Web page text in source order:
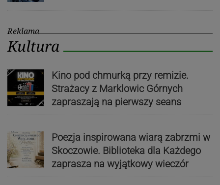
Reklama
Kultura
Kino pod chmurką przy remizie.
Strażacy z Marklowic Górnych
zapraszają na pierwszy seans
Poezja inspirowana wiarą zabrzmi w
Skoczowie. Biblioteka dla Każdego
zaprasza na wyjątkowy wieczór